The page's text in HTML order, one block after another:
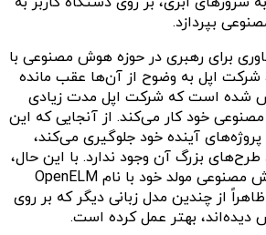
بپردازد.
برای رهبری در حوزه هوش مصنوعی با
شرکت اپل به وضوح از آن‌ها عقب مانده
شده است که شرکت اپل مدت زیادی
خود کار می‌کند. از آنجایی که این
آینده خود جلوگیری می‌کند،
طرح‌های بزرگ آن وجود ندارد. با این حال،
اخیراً شرکت اپل از هوش مصنوعی مولد خود با نام OpenELM
از چندین مدل زبانی دیگر که بر روی
بهتر عمل کرده است.